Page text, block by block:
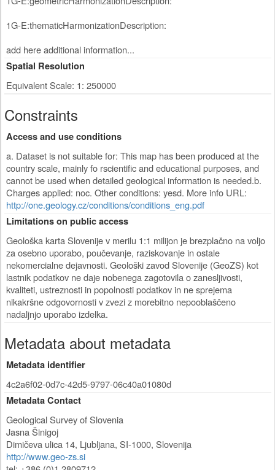
1G-E:thematicHarmonizationDescription:
add here additional information...
Spatial Resolution
Equivalent Scale: 1: 250000
Constraints
Access and use conditions
a. Dataset is not suitable for: This map has been produced at the
country scale, mainly fo rscientific and educational purposes, and
cannot be used when detailed geological information is needed.b.
Charges applied: noc. Other conditions: yesd. More info URL:
http://one.geology.cz/conditions/conditions_eng.pdf
Limitations on public access
Geološka karta Slovenije v merilu 1:1 milijon je brezplačno na voljo
za osebno uporabo, poučevanje, raziskovanje in ostale
nekomercialne dejavnosti. Geološki zavod Slovenije (GeoZS) kot
lastnik podatkov ne daje nobenega zagotovila o zanesljivosti,
kvaliteti, ustreznosti in popolnosti podatkov in ne sprejema
nikakršne odgovornosti v zvezi z morebitno nepooblaščeno
nadaljnjo uporabo izdelka.
Metadata about metadata
Metadata identifier
4c2a6f02-0d7c-42d5-9797-06c40a01080d
Metadata Contact
Geological Survey of Slovenia
Jasna Šinigoj
Dimičeva ulica 14, Ljubljana, SI-1000, Slovenija
http://www.geo-zs.si